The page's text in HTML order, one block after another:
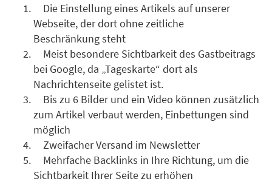
Die Einstellung eines Artikels auf unserer
Webseite, der dort ohne zeitliche
Beschränkung steht
Meist besondere Sichtbarkeit des Gastbeitrags
bei Google, da „Tageskarte“ dort als
Nachrichtenseite gelistet ist.
Bis zu 6 Bilder und ein Video können zusätzlich
zum Artikel verbaut werden, Einbettungen sind
möglich
Zweifacher Versand im Newsletter
Mehrfache Backlinks in Ihre Richtung, um die
Sichtbarkeit Ihrer Seite zu erhöhen